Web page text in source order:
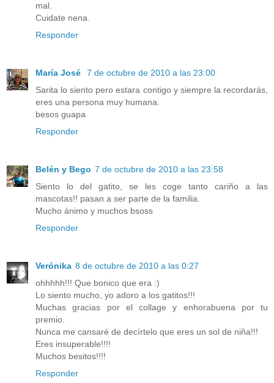
mal.
Cuidate nena.
Responder
María José
7 de octubre de 2010 a las 23:00
Sarita lo siento pero estara contigo y siempre la recordarás,
eres una persona muy humana.
besos guapa
Responder
Belén y Bego 7 de octubre de 2010 a las 23:58
Siento lo del gatito, se les coge tanto cariño a las
mascotas!! pasan a ser parte de la familia.
Mucho ánimo y muchos bsoss
Responder
Verónika 8 de octubre de 2010 a las 0:27
ohhhhh!!! Que bonico que era :)
Lo siento mucho, yo adoro a los gatitos!!!
Muchas gracias por el collage y enhorabuena por tu
premio.
Nunca me cansaré de decírtelo que eres un sol de niña!!!
Eres insuperable!!!!
Muchos besitos!!!!
Responder